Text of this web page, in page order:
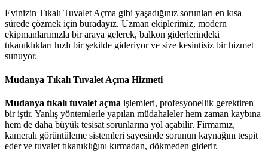
Evinizin Tıkalı Tuvalet Açma gibi yaşadığınız sorunları en kısa
sürede çözmek için buradayız. Uzman ekiplerimiz, modern
ekipmanlarımızla bir araya gelerek, balkon giderlerindeki
tıkanıklıkları hızlı bir şekilde gideriyor ve size kesintisiz bir hizmet
sunuyor.
Mudanya Tıkalı Tuvalet Açma Hizmeti
Mudanya tıkalı tuvalet açma işlemleri, profesyonellik gerektiren
bir iştir. Yanlış yöntemlerle yapılan müdahaleler hem zaman kaybına
hem de daha büyük tesisat sorunlarına yol açabilir. Firmamız,
kameralı görüntüleme sistemleri sayesinde sorunun kaynağını tespit
eder ve tuvalet tıkanıklığını kırmadan, dökmeden giderir.